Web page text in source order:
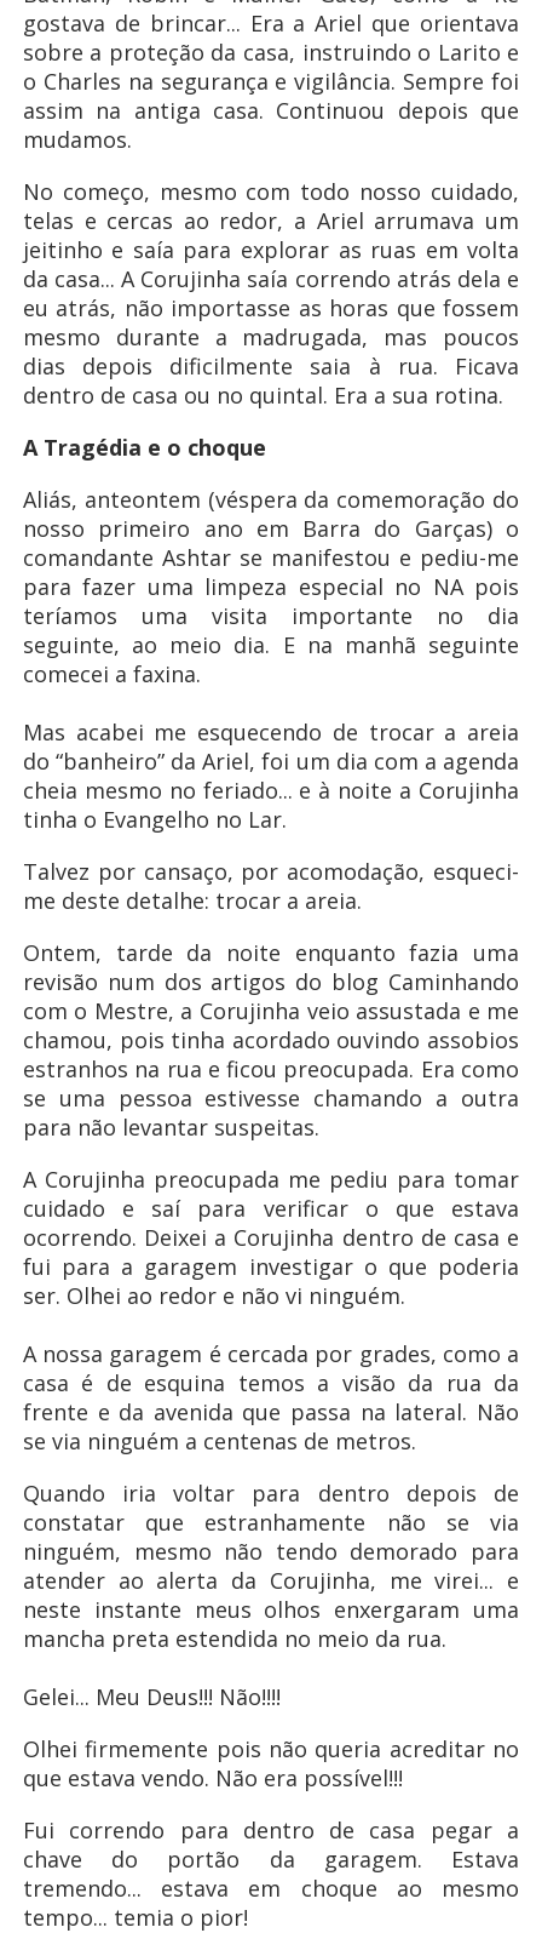
gostava de brincar... Era a Ariel que orientava
sobre a proteção da casa, instruindo o Larito e
o Charles na segurança e vigilância. Sempre foi
assim na antiga casa. Continuou depois que
mudamos.
No começo, mesmo com todo nosso cuidado,
telas e cercas ao redor, a Ariel arrumava um
jeitinho e saía para explorar as ruas em volta
da casa... A Corujinha saía correndo atrás dela e
eu atrás, não importasse as horas que fossem
mesmo durante a madrugada, mas poucos
dias depois dificilmente saia à rua. Ficava
dentro de casa ou no quintal. Era a sua rotina.
A Tragédia e o choque
Aliás, anteontem (véspera da comemoração do
nosso primeiro ano em Barra do Garças) o
comandante Ashtar se manifestou e pediu-me
para fazer uma limpeza especial no NA pois
teríamos uma visita importante no dia
seguinte, ao meio dia. E na manhã seguinte
comecei a faxina.
Mas acabei me esquecendo de trocar a areia
do “banheiro” da Ariel, foi um dia com a agenda
cheia mesmo no feriado... e à noite a Corujinha
tinha o Evangelho no Lar.
Talvez por cansaço, por acomodação, esqueci-
me deste detalhe: trocar a areia.
Ontem, tarde da noite enquanto fazia uma
revisão num dos artigos do blog Caminhando
com o Mestre, a Corujinha veio assustada e me
chamou, pois tinha acordado ouvindo assobios
estranhos na rua e ficou preocupada. Era como
se uma pessoa estivesse chamando a outra
para não levantar suspeitas.
A Corujinha preocupada me pediu para tomar
cuidado e saí para verificar o que estava
ocorrendo. Deixei a Corujinha dentro de casa e
fui para a garagem investigar o que poderia
ser. Olhei ao redor e não vi ninguém.
A nossa garagem é cercada por grades, como a
casa é de esquina temos a visão da rua da
frente e da avenida que passa na lateral. Não
se via ninguém a centenas de metros.
Quando iria voltar para dentro depois de
constatar que estranhamente não se via
ninguém, mesmo não tendo demorado para
atender ao alerta da Corujinha, me virei... e
neste instante meus olhos enxergaram uma
mancha preta estendida no meio da rua.
Gelei... Meu Deus!!! Não!!!!
Olhei firmemente pois não queria acreditar no
que estava vendo. Não era possível!!!
Fui correndo para dentro de casa pegar a
chave do portão da garagem. Estava
tremendo... estava em choque ao mesmo
tempo... temia o pior!